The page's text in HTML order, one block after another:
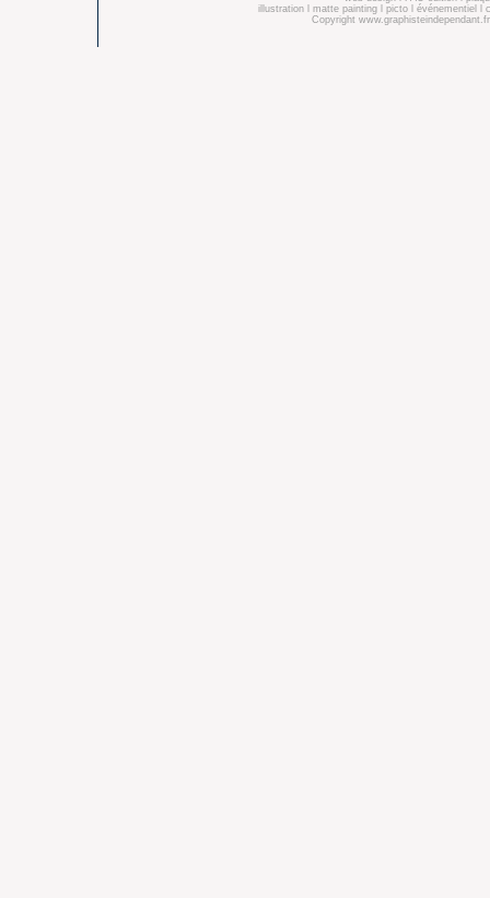
illustrationl matte paintingl pictol événementiel
Copyright www.graphisteindependant.fr